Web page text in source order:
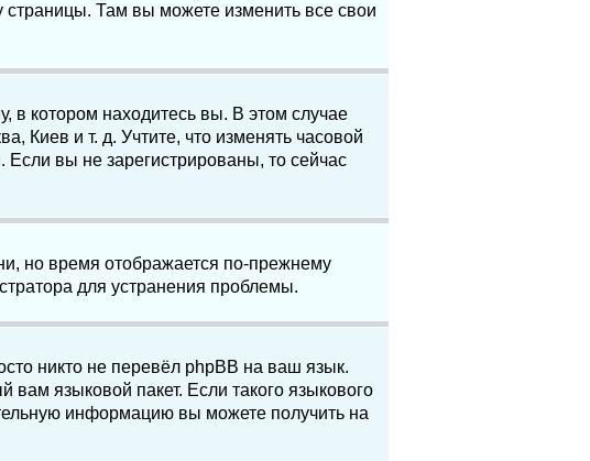
страницы. Там вы можете изменить все свои
в котором находитесь вы. В этом случае
Киев и т. д. Учтите, что изменять часовой
Если вы не зарегистрированы, то сейчас
но время отображается по-прежнему
для устранения проблемы.
никто не перевёл phpBB на ваш язык.
языковой пакет. Если такого языкового
информацию вы можете получить на